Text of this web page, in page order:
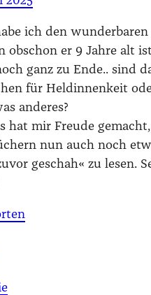
ich den
obschon er 9 Jah­re alt
ganz zu Ende.. sind
für Hel­din­nen­keit
ande­res?
hat mir Freu­de
nun auch noch
geschah« zu lesen.